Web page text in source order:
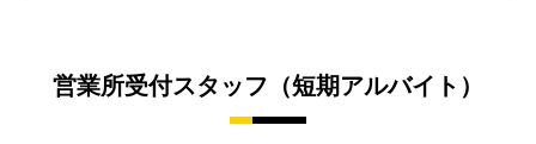
営業所受付スタッフ（短期アルバイト）